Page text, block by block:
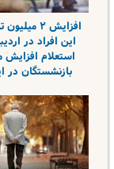
افزایش ۲
این افراد در
استعلام
بازنشستگان در